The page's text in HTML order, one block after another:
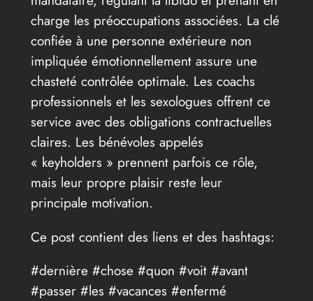
charge les préoccupations associées. La clé
confiée à une personne extérieure non
impliquée émotionnellement assure une
chasteté contrôlée optimale. Les coachs
professionnels et les sexologues offrent ce
service avec des obligations contractuelles
claires. Les bénévoles appelés
« keyholders » prennent parfois ce rôle,
mais leur propre plaisir reste leur
principale motivation.
Ce post contient des liens et des hashtags:
#dernière #chose #quon #voit #avant
#passer #les #vacances #enfermé